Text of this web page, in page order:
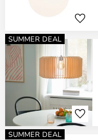
SUMMER DEAL
SUMMER DEAL